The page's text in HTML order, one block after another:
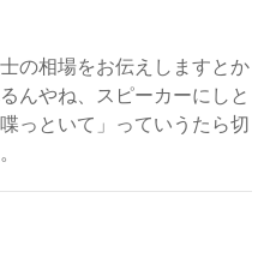
の相場をお伝えしますとか
んやね、スピーカーにしと
っといて」っていうたら切